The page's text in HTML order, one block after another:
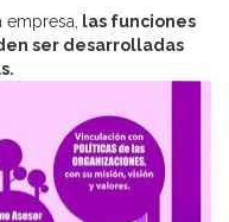
las funciones
ser desarrolladas